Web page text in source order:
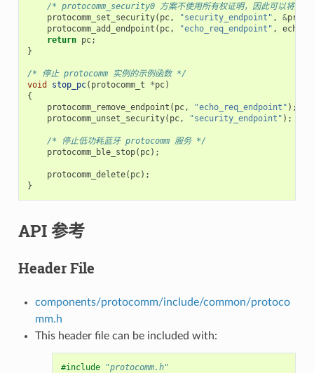
/* protocomm_security0 方案不使用所有权证明，因此可以将其
protocomm_set_security( pc, "security_endpoint" , &
protocomm_add_endpoint ( pc, "echo_req_endpoint" ,
return pc;
}
/* 停止 protocomm 实例的示例函数 */
void
stop_pc( protocomm_t *pc)
{
protocomm_remove_endpoint ( pc, "echo_req_endpoint" );
protocomm_unset_security( pc, "security_endpoint" );
/* 停止低功耗蓝牙 protocomm 服务 */
protocomm_ble_stop( pc);
protocomm_delete( pc);
}
API 参考
Header File
components/protocomm/include/common/protoco
mm.h
This header file can be included with:
#include "protocomm.h"